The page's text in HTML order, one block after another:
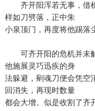
齐开阳浑若无事，借机
样如刀劈落，正中朱
小泉顶门，再度将他踢落
可齐开阳的危机并未解
他施展灵巧迅疾的身
法躲避，剜魂刀便会凭空
回消失，再现时数量
都会大增。似是收割了齐